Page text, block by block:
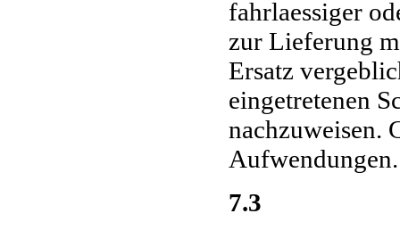
fahrlaessiger
zur Lieferung
Ersatz
eingetretenen
nachzuweisen.
Aufwendungen.
7.3